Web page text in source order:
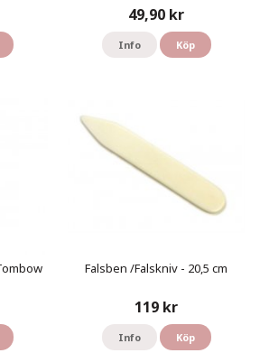
49,90 kr
Info Köp
Falsben /Falskniv - 20,5 cm
119 kr
Info Köp